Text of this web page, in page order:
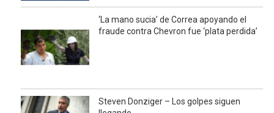
‘La mano sucia’ de Correa apoyando el
fraude contra Chevron fue ‘plata perdida’
Steven Donziger – Los golpes siguen